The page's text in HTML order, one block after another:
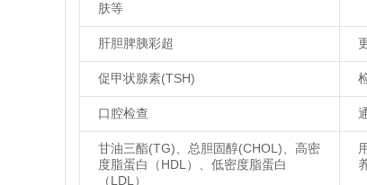
肤等
肝胆脾胰彩超
促甲状腺素(TSH)
口腔检查
甘油三酯(TG)、总胆固醇(CHOL)、高密
度脂蛋白（HDL）、低密度脂蛋白
（LDL）